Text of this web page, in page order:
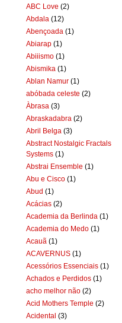
ABC Love (2)
Abdala (12)
Abençoada (1)
Abiarap (1)
Abiiismo (1)
Abismika (1)
Ablan Namur (1)
abóbada celeste (2)
Àbrasa (3)
Abraskadabra (2)
Abril Belga (3)
Abstract Nostalgic Fractals
Systems (1)
Abstrai Ensemble (1)
Abu e Cisco (1)
Abud (1)
Acácias (2)
Academia da Berlinda (1)
Academia do Medo (1)
Acauã (1)
ACAVERNUS (1)
Acessórios Essenciais (1)
Achados e Perdidos (1)
acho melhor não (2)
Acid Mothers Temple (2)
Acidental (3)